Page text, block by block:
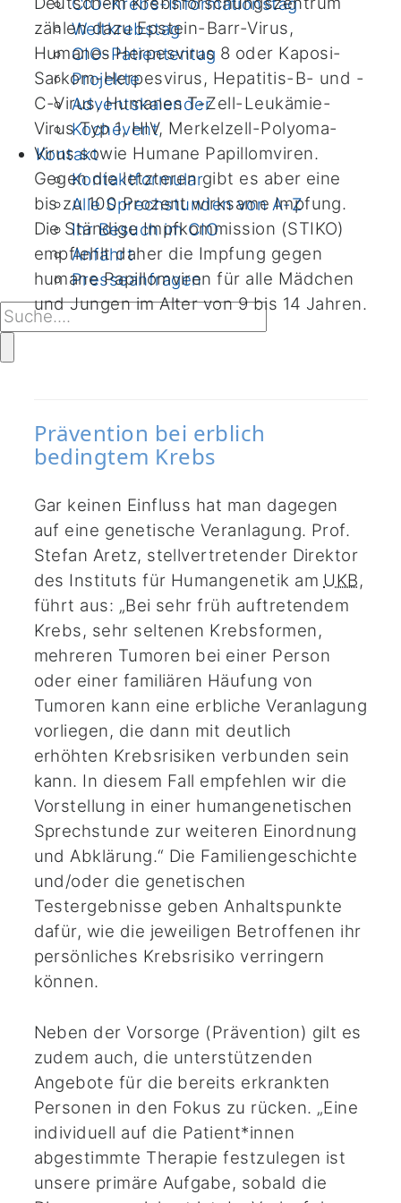
Weltkrebstag
CIO-Patiententag
Projekte
Adventskalender
Kochevent
Kontakt
Kontaktformular
Alle Sprechstunden von A-Z
Ihr Besuch im CIO
Anfahrt
Presseanfragen
zählen dazu Epstein-Barr-Virus,
Humanes Herpesvirus 8 oder Kaposi-
Sarkom-Herpesvirus, Hepatitis-B- und -
C-Virus, Humanes T-Zell-Leukämie-
Virus Typ 1, HIV, Merkelzell-Polyoma-
Virus sowie Humane Papillomviren.
Gegen die letzteren gibt es aber eine
bis zu 100 Prozent wirksame Impfung.
Die Ständige Impfkommission (STIKO)
empfiehlt daher die Impfung gegen
humane Papillomviren für alle Mädchen
und Jungen im Alter von 9 bis 14 Jahren.
Prävention bei erblich
bedingtem Krebs
Gar keinen Einfluss hat man dagegen
auf eine genetische Veranlagung. Prof.
Stefan Aretz, stellvertretender Direktor
des Instituts für Humangenetik am UKB,
führt aus: „Bei sehr früh auftretendem
Krebs, sehr seltenen Krebsformen,
mehreren Tumoren bei einer Person
oder einer familiären Häufung von
Tumoren kann eine erbliche Veranlagung
vorliegen, die dann mit deutlich
erhöhten Krebsrisiken verbunden sein
kann. In diesem Fall empfehlen wir die
Vorstellung in einer humangenetischen
Sprechstunde zur weiteren Einordnung
und Abklärung.“ Die Familiengeschichte
und/oder die genetischen
Testergebnisse geben Anhaltspunkte
dafür, wie die jeweiligen Betroffenen ihr
persönliches Krebsrisiko verringern
können.
Neben der Vorsorge (Prävention) gilt es
zudem auch, die unterstützenden
Angebote für die bereits erkrankten
Personen in den Fokus zu rücken. „Eine
individuell auf die Patient*innen
abgestimmte Therapie festzulegen ist
unsere primäre Aufgabe, sobald die